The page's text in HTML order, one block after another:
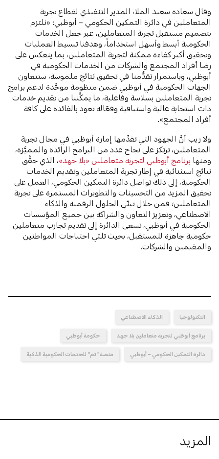
وقال سعادة سعيد الملا، المدير التنفيذي لقطاع تجربة
المتعاملين في دائرة التمكين الحكومي – أبوظبي: «نلتزم
بتصميم مستقبل تجربة المتعاملين، عبر جعل الخدمات
الحكومية أبسط وأسهل استخداماً، وهدفنا تبسيط العمليات
وتحقيق أكبر كفاءة ممكنة لتجربة المتعاملين، بما ينعكس على
رضا أفراد المجتمع والشركات من الخدمات الحكومية في
أبوظبي، وباستمرار تقدُّمنا في تحقيق نتائج ملموسة، ستتعاون
الجهات الحكومية في أبوظبي ضمن منظومة موحَّدة لدعم برامج
تجربة المتعاملين بسلاسة وفاعلية، ما يمكِّننا من تقديم خدمات
ذات استجابة عالية واستباقية وفعّالة تعود بالفائدة على كافة
أفراد المجتمع».
ولا ريب أنَّ الجهود التي تقدِّمها إمارة أبوظبي في مجال تجربة
المتعاملين، ترتكز على نجاح عدد من البرامج الرائدة والمميَّزة،
ومنها برنامج أبوظبي لتجربة متعاملين «بلا جهد»، الذي حقَّق
نتائج استثنائية في إطار تجربة المتعاملين وتقديم الخدمات
الحكومية، إلى ذلك تواصل دائرة التمكين الحكومي، العمل على
تحقيق المزيد من التحسينات والتطويرات المستمرة على تجربة
المتعاملين؛ فمن خلال تبنّي الحلول الرقمية والذكاء
الاصطناعي، وتعزيز التعاون والشراكة بين جميع المؤسسات
الحكومية في أبوظبي، تسعى الدائرة إلى تقديم تجارب متعاملين
حكومية جاهزة للمستقبل، بحيث تلبّي احتياجات المواطنين
والمقيمين والشركات.
التكنولوجيا الذكاء الاصطناعي
برنامج أبوظبي لتجربة متعاملين بلا جهد حكومة أبوظبي
دائرة التمكين الحكومي – أبوظبي منصة "تم" للخدمات الحكومية الذكية
المزيد